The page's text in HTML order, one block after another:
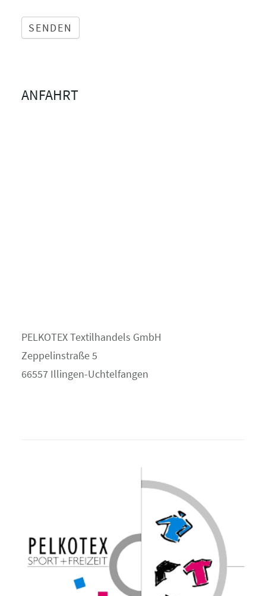
SENDEN
ANFAHRT
PELKOTEX Textilhandels GmbH
Zeppelinstraße 5
66557 Illingen-Uchtelfangen